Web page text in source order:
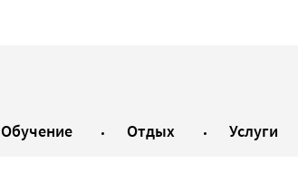
Обучение Отдых Услуги